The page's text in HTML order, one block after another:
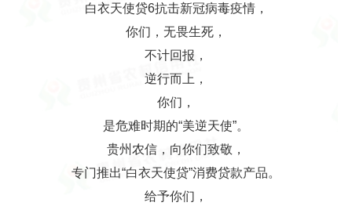
白衣天使贷6抗击新冠病毒疫情，
你们，无畏生死，
不计回报，
逆行而上，
你们，
是危难时期的“美逆天使”。
贵州农信，向你们致敬，
专门推出“白衣天使贷”消费贷款产品。
给予你们，